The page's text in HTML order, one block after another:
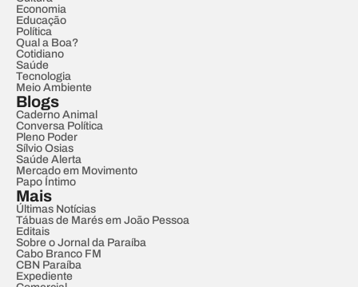
Economia
Educação
Política
Qual a Boa?
Cotidiano
Saúde
Tecnologia
Meio Ambiente
Blogs
Caderno Animal
Conversa Política
Pleno Poder
Sílvio Osias
Saúde Alerta
Mercado em Movimento
Papo Íntimo
Mais
Últimas Notícias
Tábuas de Marés em João Pessoa
Editais
Sobre o Jornal da Paraíba
Cabo Branco FM
CBN Paraíba
Expediente